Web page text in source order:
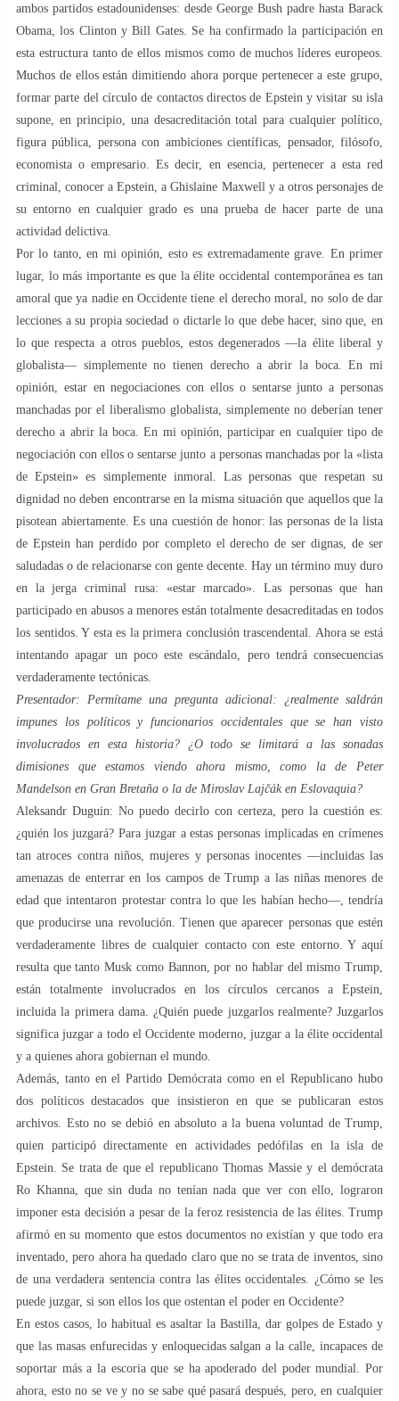
ambos partidos estadounidenses: desde George Bush padre hasta Barack
Obama, los Clinton y Bill Gates. Se ha confirmado la participación en
esta estructura tanto de ellos mismos como de muchos líderes europeos.
Muchos de ellos están dimitiendo ahora porque pertenecer a este grupo,
formar parte del círculo de contactos directos de Epstein y visitar su isla
supone, en principio, una desacreditación total para cualquier político,
figura pública, persona con ambiciones científicas, pensador, filósofo,
economista o empresario. Es decir, en esencia, pertenecer a esta red
criminal, conocer a Epstein, a Ghislaine Maxwell y a otros personajes de
su entorno en cualquier grado es una prueba de hacer parte de una
actividad delictiva.
Por lo tanto, en mi opinión, esto es extremadamente grave. En primer
lugar, lo más importante es que la élite occidental contemporánea es tan
amoral que ya nadie en Occidente tiene el derecho moral, no solo de dar
lecciones a su propia sociedad o dictarle lo que debe hacer, sino que, en
lo que respecta a otros pueblos, estos degenerados —la élite liberal y
globalista— simplemente no tienen derecho a abrir la boca. En mi
opinión, estar en negociaciones con ellos o sentarse junto a personas
manchadas por el liberalismo globalista, simplemente no deberían tener
derecho a abrir la boca. En mi opinión, participar en cualquier tipo de
negociación con ellos o sentarse junto a personas manchadas por la «lista
de Epstein» es simplemente inmoral. Las personas que respetan su
dignidad no deben encontrarse en la misma situación que aquellos que la
pisotean abiertamente. Es una cuestión de honor: las personas de la lista
de Epstein han perdido por completo el derecho de ser dignas, de ser
saludadas o de relacionarse con gente decente. Hay un término muy duro
en la jerga criminal rusa: «estar marcado». Las personas que han
participado en abusos a menores están totalmente desacreditadas en todos
los sentidos. Y esta es la primera conclusión trascendental. Ahora se está
intentando apagar un poco este escándalo, pero tendrá consecuencias
verdaderamente tectónicas.
Presentador: Permítame una pregunta adicional: ¿realmente saldrán
impunes los políticos y funcionarios occidentales que se han visto
involucrados en esta historia? ¿O todo se limitará a las sonadas
dimisiones que estamos viendo ahora mismo, como la de Peter
Mandelson en Gran Bretaña o la de Miroslav Lajčák en Eslovaquia?
Aleksandr Duguin: No puedo decirlo con certeza, pero la cuestión es:
¿quién los juzgará? Para juzgar a estas personas implicadas en crímenes
tan atroces contra niños, mujeres y personas inocentes —incluidas las
amenazas de enterrar en los campos de Trump a las niñas menores de
edad que intentaron protestar contra lo que les habían hecho—, tendría
que producirse una revolución. Tienen que aparecer personas que estén
verdaderamente libres de cualquier contacto con este entorno. Y aquí
resulta que tanto Musk como Bannon, por no hablar del mismo Trump,
están totalmente involucrados en los círculos cercanos a Epstein,
incluida la primera dama. ¿Quién puede juzgarlos realmente? Juzgarlos
significa juzgar a todo el Occidente moderno, juzgar a la élite occidental
y a quienes ahora gobiernan el mundo.
Además, tanto en el Partido Demócrata como en el Republicano hubo
dos políticos destacados que insistieron en que se publicaran estos
archivos. Esto no se debió en absoluto a la buena voluntad de Trump,
quien participó directamente en actividades pedófilas en la isla de
Epstein. Se trata de que el republicano Thomas Massie y el demócrata
Ro Khanna, que sin duda no tenían nada que ver con ello, lograron
imponer esta decisión a pesar de la feroz resistencia de las élites. Trump
afirmó en su momento que estos documentos no existían y que todo era
inventado, pero ahora ha quedado claro que no se trata de inventos, sino
de una verdadera sentencia contra las élites occidentales. ¿Cómo se les
puede juzgar, si son ellos los que ostentan el poder en Occidente?
En estos casos, lo habitual es asaltar la Bastilla, dar golpes de Estado y
que las masas enfurecidas y enloquecidas salgan a la calle, incapaces de
soportar más a la escoria que se ha apoderado del poder mundial. Por
ahora, esto no se ve y no se sabe qué pasará después, pero, en cualquier